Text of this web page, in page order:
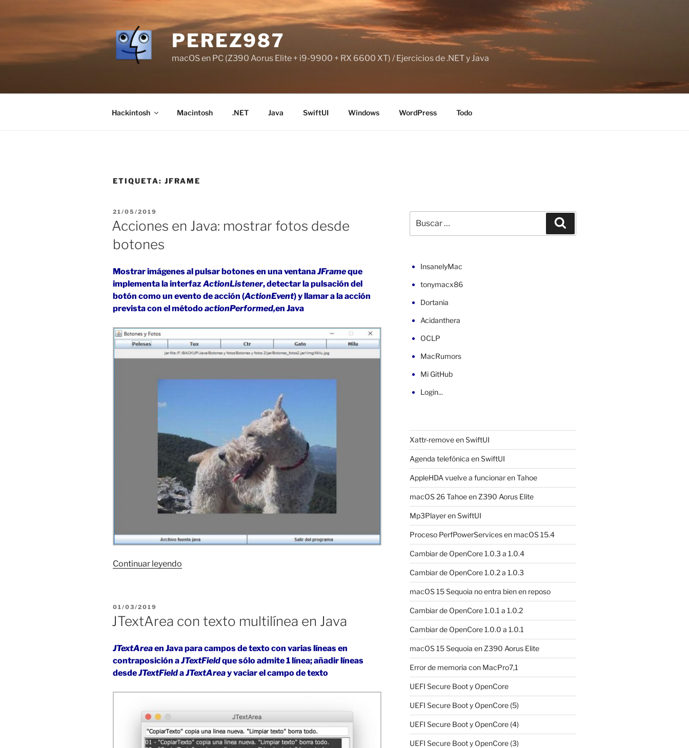
PEREZ987
macOS en PC (Z390 Aorus Elite + i9-9900 + RX 6600 XT) / Ejercicios de .NET y Java
Hackintosh Macintosh .NET Java SwiftUI Windows WordPress Todo
ETIQUETA: JFRAME
PUBLICADO
EL
21/05/2019
Acciones en Java: mostrar fotos desde
botones
Mostrar imágenes al pulsar botones en una ventanaJFrameque
implementa la interfaz ActionListener, detectar la pulsación del
botón como un evento de acción (ActionEvent) y llamar a la acción
prevista con el métodoactionPerformed,en Java
Continuar leyendo
desde
PUBLICADO
EL
01/03/2019
JTextArea con texto multilínea en Java
JTextAreaen Java para campos de texto con varias líneas en
contraposición aJTextFieldque sólo admite 1 línea; añadir líneas
desdeJTextFieldaJTextAreay vaciar el campo de texto
por:
InsanelyMac
tonymacx86
Dortania
Acidanthera
OCLP
MacRumors
Mi GitHub
Login...
Xattr-remove en SwiftUI
Agenda telefónica en SwiftUI
AppleHDA vuelve a funcionar en Tahoe
macOS 26 Tahoe en Z390 Aorus Elite
Mp3Player en SwiftUI
Proceso PerfPowerServices en macOS 15.4
Cambiar de OpenCore 1.0.3 a 1.0.4
Cambiar de OpenCore 1.0.2 a 1.0.3
macOS 15 Sequoia no entra bien en reposo
Cambiar de OpenCore 1.0.1 a 1.0.2
Cambiar de OpenCore 1.0.0 a 1.0.1
macOS 15 Sequoia en Z390 Aorus Elite
Error de memoria con MacPro7,1
UEFI Secure Boot y OpenCore
UEFI Secure Boot y OpenCore (5)
UEFI Secure Boot y OpenCore (4)
UEFI Secure Boot y OpenCore (3)